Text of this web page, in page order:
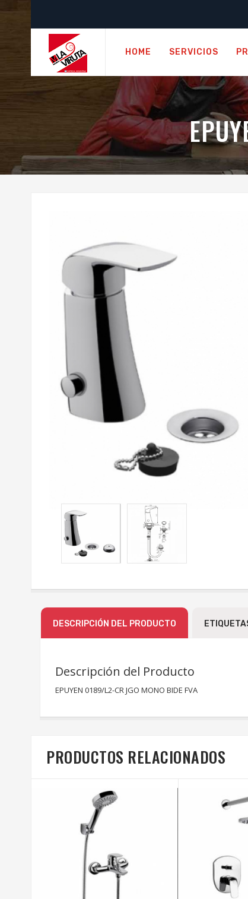
HOME SERVICIOS
DESCRIPCIÓN DEL PRODUCTO
Descripción del Producto
EPUYEN 0189/L2-CR JGO MONO BIDE FVA
PRODUCTOS RELACIONADOS